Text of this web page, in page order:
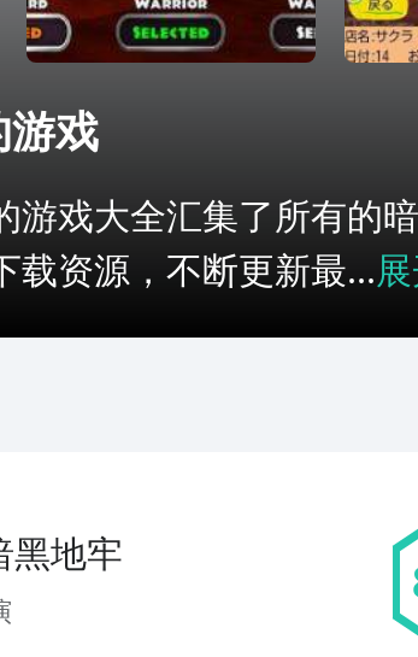
戏
游戏大全汇集了所有的
载资源，不断更新最...
黑地牢